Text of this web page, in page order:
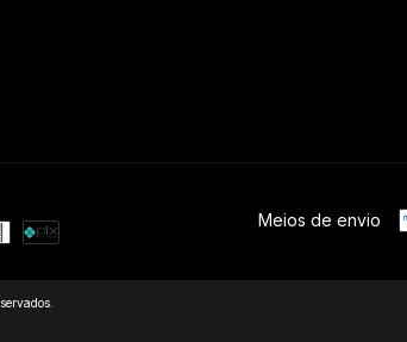
Meios de envio